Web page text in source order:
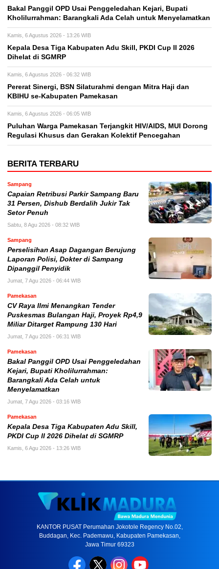
Bakal Panggil OPD Usai Penggeledahan Kejari, Bupati
Kholilurrahman: Barangkali Ada Celah untuk Menyelamatkan
Kamis, 6 Agustus 2026 - 13:26 WIB
Kepala Desa Tiga Kabupaten Adu Skill, PKDI Cup II 2026
Dihelat di SGMRP
Kamis, 6 Agustus 2026 - 06:32 WIB
Pererat Sinergi, BSN Silaturahmi dengan Mitra Haji dan
KBIHU se-Kabupaten Pamekasan
Kamis, 6 Agustus 2026 - 06:05 WIB
Puluhan Warga Pamekasan Terjangkit HIV/AIDS, MUI Dorong
Regulasi Khusus dan Gerakan Kolektif Pencegahan
BERITA TERBARU
Sampang
Capaian Retribusi Parkir Sampang Baru
31 Persen, Dishub Berdalih Jukir Tak
Setor Penuh
Sabtu, 8 Agu 2026 - 08:32 WIB
Sampang
Perselisihan Asap Dagangan Berujung
Laporan Polisi, Dokter di Sampang
Dipanggil Penyidik
Jumat, 7 Agu 2026 - 06:44 WIB
Pamekasan
CV Raya Ilmi Menangkan Tender
Puskesmas Bulangan Haji, Proyek Rp4,9
Miliar Ditarget Rampung 130 Hari
Jumat, 7 Agu 2026 - 06:31 WIB
Pamekasan
Bakal Panggil OPD Usai Penggeledahan
Kejari, Bupati Kholilurrahman:
Barangkali Ada Celah untuk
Menyelamatkan
Jumat, 7 Agu 2026 - 03:16 WIB
Pamekasan
Kepala Desa Tiga Kabupaten Adu Skill,
PKDI Cup II 2026 Dihelat di SGMRP
Kamis, 6 Agu 2026 - 13:26 WIB
KANTOR PUSAT Perumahan Jokotole Regency No.02,
Buddagan, Kec. Pademawu, Kabupaten Pamekasan,
Jawa Timur 69323